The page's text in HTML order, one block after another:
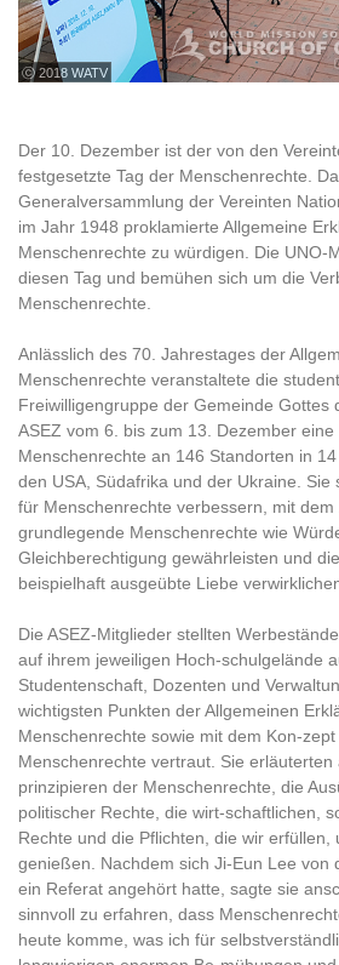
ⓒ 2018 WATV
Der 10. Dezember ist der von den
festgesetzte Tag der Menschenrechte.
Generalversammlung der Vereinten
im Jahr 1948 proklamierte Allgemeine
Menschenrechte zu würdigen. Die UNO-
diesen Tag und bemühen sich um die
Menschenrechte.
Anlässlich des 70. Jahrestages der
Menschenrechte veranstaltete die
Freiwilligengruppe der Gemeinde Gottes
ASEZ vom 6. bis zum 13. Dezember
Menschenrechte an 146 Standorten in
den USA, Südafrika und der Ukraine. Sie
für Menschenrechte verbessern, mit
grundlegende Menschenrechte wie
Gleichberechtigung gewährleisten und
beispielhaft ausgeübte Liebe
Die ASEZ-Mitglieder stellten
auf ihrem jeweiligen Hoch-schulgelände
Studentenschaft, Dozenten und
wichtigsten Punkten der Allgemeinen
Menschenrechte sowie mit dem Kon-
Menschenrechte vertraut. Sie
prinzipieren der Menschenrechte, die
politischer Rechte, die wirt-schaftlichen,
Rechte und die Pflichten, die wir erfüllen,
genießen. Nachdem sich Ji-Eun Lee von
ein Referat angehört hatte, sagte sie
sinnvoll zu erfahren, dass
heute komme, was ich für